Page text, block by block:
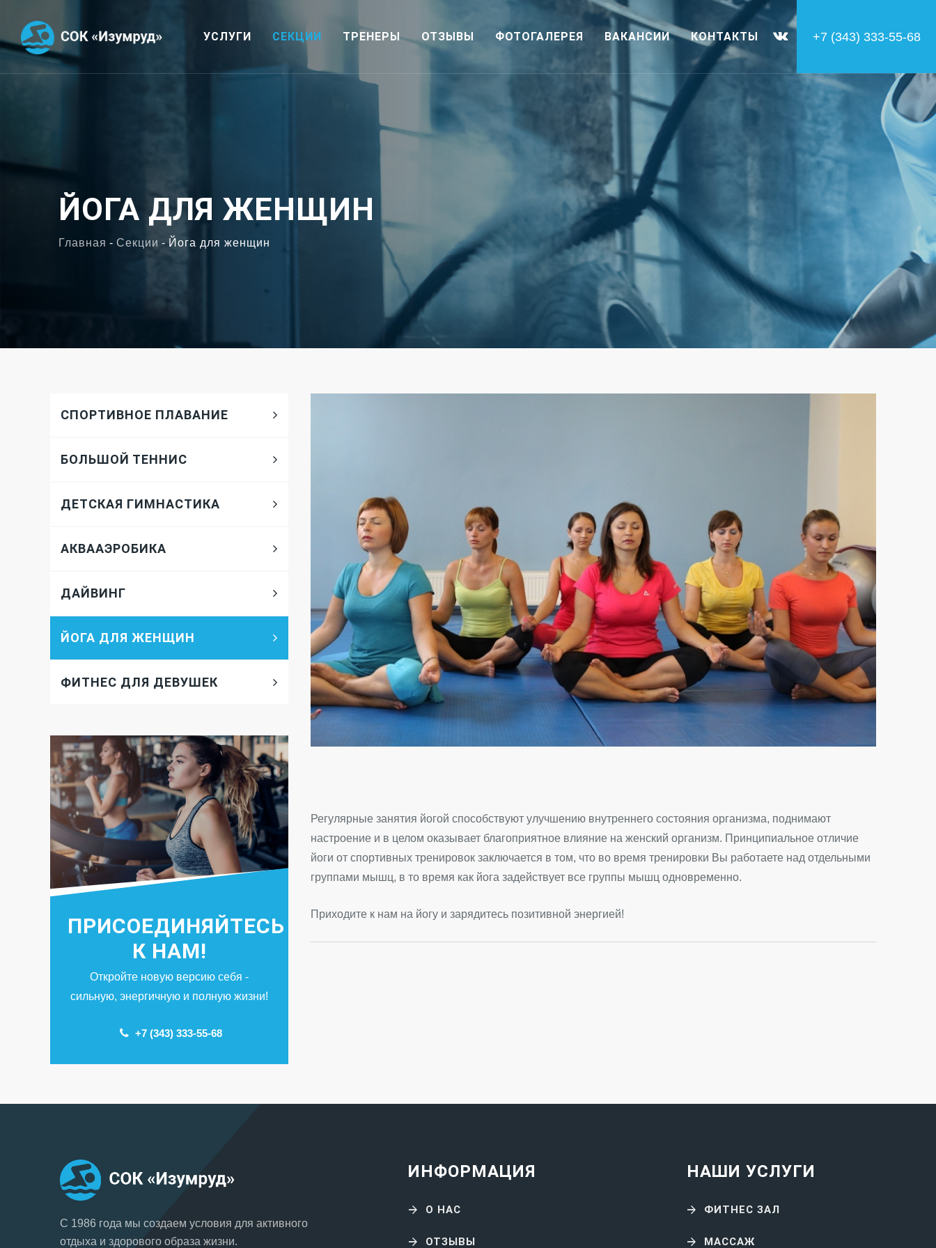
УСЛУГИ СЕКЦИИ ТРЕНЕРЫ ОТЗЫВЫ ФОТОГАЛЕРЕЯ ВАКАНСИИ КОНТАКТЫ +7 (343) 333-55-68
ЙОГА ДЛЯ ЖЕНЩИН
Главная - Секции - Йога для женщин
СПОРТИВНОЕ ПЛАВАНИЕ
БОЛЬШОЙ ТЕННИС
ДЕТСКАЯ ГИМНАСТИКА
АКВААЭРОБИКА
ДАЙВИНГ
ЙОГА ДЛЯ ЖЕНЩИН
ФИТНЕС ДЛЯ ДЕВУШЕК
ПРИСОЕДИНЯЙТЕСЬ
К НАМ!
Откройте новую версию себя -
сильную, энергичную и полную жизни!
+7 (343) 333-55-68
Регулярные занятия йогой способствуют улучшению внутреннего состояния организма, поднимают
настроение и в целом оказывает благоприятное влияние на женский организм. Принципиальное отличие
йоги от спортивных тренировок заключается в том, что во время тренировки Вы работаете над отдельными
группами мышц, в то время как йога задействует все группы мышц одновременно.
Приходите к нам на йогу и зарядитесь позитивной энергией!
С 1986 года мы создаем условия для активного
отдыха и здорового образа жизни.
ИНФОРМАЦИЯ
О НАС
ОТЗЫВЫ
НАШИ УСЛУГИ
ФИТНЕС ЗАЛ
МАССАЖ